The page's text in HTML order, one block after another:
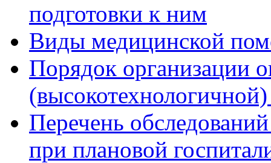
подготовки к ним
Виды медицинской
Порядок организации
Перечень
при плановой